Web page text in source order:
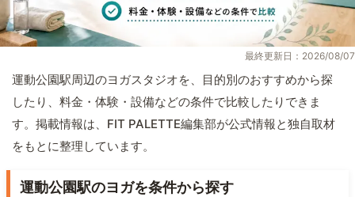
最終更新日：2026/08/07
運動公園駅周辺のヨガスタジオを、目的別のおすすめから探
したり、料金・体験・設備などの条件で比較したりできま
す。掲載情報は、FIT PALETTE編集部が公式情報と独自取材
をもとに整理しています。
運動公園駅のヨガを条件から探す